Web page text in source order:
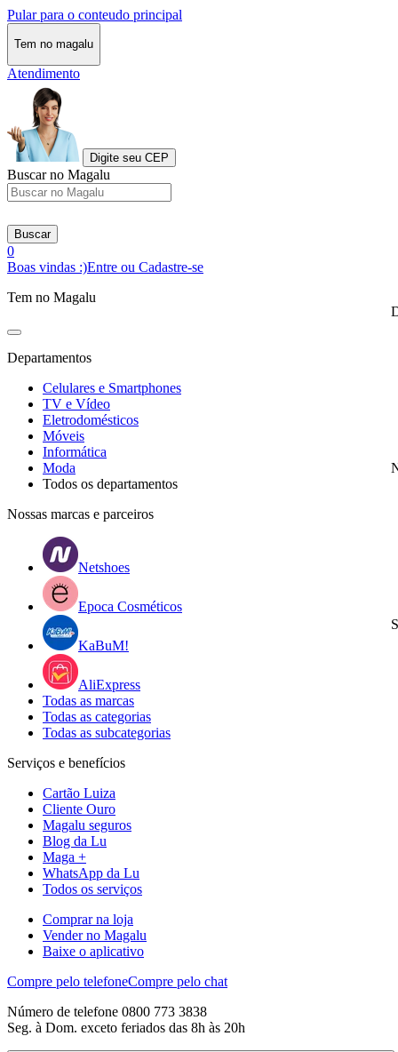
Pular para o conteudo principal
Tem no magalu
Atendimento
Digite seu CEP
Buscar no Magalu
Buscar
0
Boas vindas :)Entre ou Cadastre-se
Tem no Magalu
Departamentos
Celulares e Smartphones
TV e Vídeo
Eletrodomésticos
Móveis
Informática
Moda
Todos os departamentos
Nossas marcas e parceiros
Netshoes
Epoca Cosméticos
KaBuM!
AliExpress
Todas as marcas
Todas as categorias
Todas as subcategorias
Serviços e benefícios
Cartão Luiza
Cliente Ouro
Magalu seguros
Blog da Lu
Maga +
WhatsApp da Lu
Todos os serviços
Comprar na loja
Vender no Magalu
Baixe o aplicativo
Compre pelo telefoneCompre pelo chat
Número de telefone 0800 773 3838
Seg. à Dom. exceto feriados das 8h às 20h